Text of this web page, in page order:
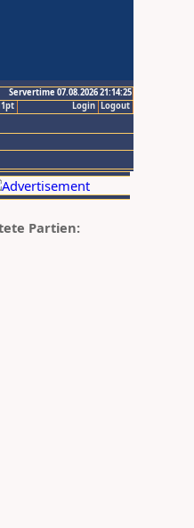
Servertime 07.08.2026 21:14:25
Logout
Login
Partien: